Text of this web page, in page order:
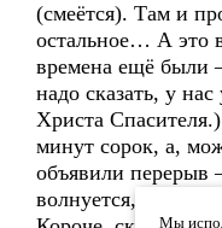
(смеётся). Там и
остальное… А это
времена ещё были
надо сказать, у
Христа
минут сорок, а,
объявили перерыв
волнуется, Юшкин
Мы